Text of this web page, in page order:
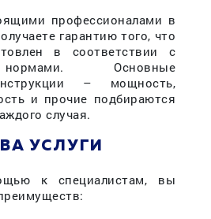
профессионалами в
гарантию того, что
в соответствии с
Основные
– мощность,
и прочие подбираются
случая.
УСЛУГИ
к специалистам, вы